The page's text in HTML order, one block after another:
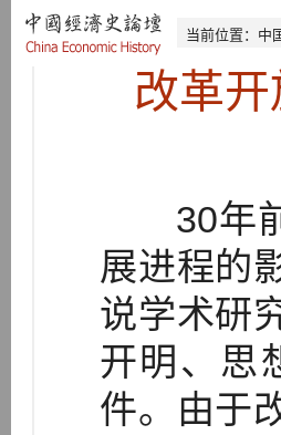
当前位置： 中
改革
30年前
展进程的
说学术研
开明、思
件。由于